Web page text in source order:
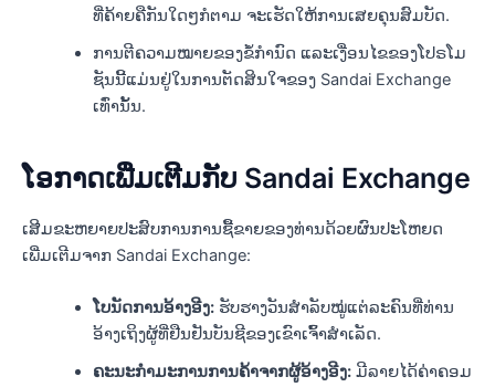
ທີ່ຄ້າຍຄືກັນໃດໆກໍຕາມ ຈະເຮັດໃຫ້ການເສຍຄຸນສົມບັດ.
ການຕີຄວາມໝາຍຂອງຂໍ້ກຳນົດ ແລະເງື່ອນໄຂຂອງໂປຣໂມ
ຊັນນີ້ແມ່ນຢູ່ໃນການຕັດສິນໃຈຂອງ Sandai Exchange
ເທົ່ານັ້ນ.
ໂອກາດເພີ່ມເຕີມກັບ Sandai Exchange
ເສີມຂະຫຍາຍປະສົບການການຊື້ຂາຍຂອງທ່ານດ້ວຍຜົນປະໂຫຍດ
ເພີ່ມເຕີມຈາກ Sandai Exchange:
ໂບນັດການອ້າງອີງ:ຮັບຮາງວັນສຳລັບໝູ່ແຕ່ລະຄົນທີ່ທ່ານ
ອ້າງເຖິງຜູ້ທີ່ຢືນຢັນບັນຊີຂອງເຂົາເຈົ້າສຳເລັດ.
ຄະນະກໍາມະການການຄ້າຈາກຜູ້ອ້າງອີງ:ມີລາຍໄດ້ຄ່າຄອມ